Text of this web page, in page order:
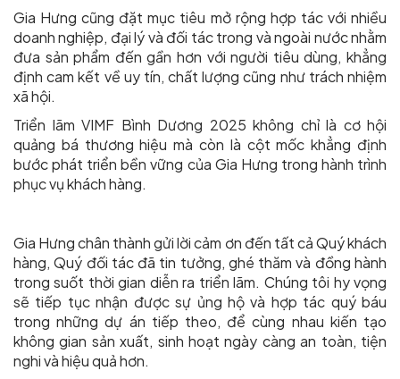
Gia Hưng cũng đặt mục tiêu mở rộng hợp tác với nhiều
doanh nghiệp, đại lý và đối tác trong và ngoài nước nhằm
đưa sản phẩm đến gần hơn với người tiêu dùng, khẳng
định cam kết về uy tín, chất lượng cũng như trách nhiệm
xã hội.
Triển lãm VIMF Bình Dương 2025 không chỉ là cơ hội
quảng bá thương hiệu mà còn là cột mốc khẳng định
bước phát triển bền vững của Gia Hưng trong hành trình
phục vụ khách hàng.
Gia Hưng chân thành gửi lời cảm ơn đến tất cả Quý khách
hàng, Quý đối tác đã tin tưởng, ghé thăm và đồng hành
trong suốt thời gian diễn ra triển lãm. Chúng tôi hy vọng
sẽ tiếp tục nhận được sự ủng hộ và hợp tác quý báu
trong những dự án tiếp theo, để cùng nhau kiến tạo
không gian sản xuất, sinh hoạt ngày càng an toàn, tiện
nghi và hiệu quả hơn.